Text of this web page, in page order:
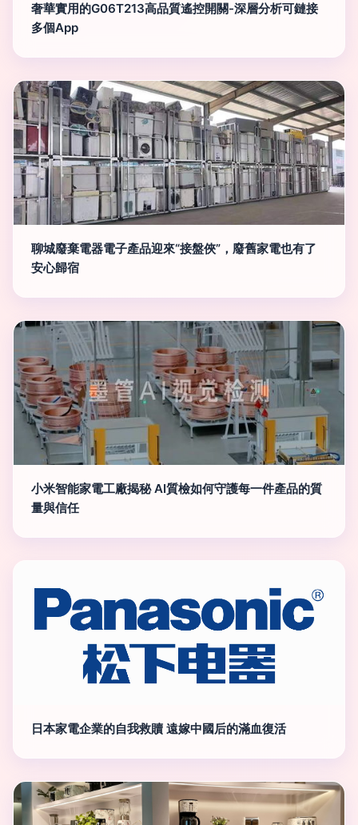
奢華實用的G06T213高品質遙控開關-深層分析可鏈接
多個App
聊城廢棄電器電子產品迎來“接盤俠”，廢舊家電也有了
安心歸宿
小米智能家電工廠揭秘 AI質檢如何守護每一件產品的質
量與信任
日本家電企業的自我救贖 遠嫁中國后的滿血復活